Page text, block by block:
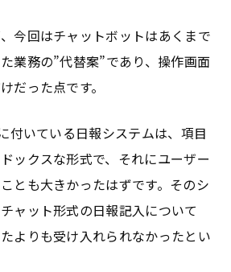
今回はチャットボットはあくまで
業務の”代替案”であり、操作画面
だった点です。
付いている日報システムは、項目
ックスな形式で、それにユーザー
とも大きかったはずです。そのシ
ャット形式の日報記入について
よりも受け入れられなかったとい